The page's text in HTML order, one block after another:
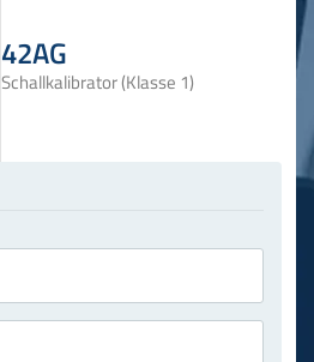
42AG
Schallkalibrator (Klasse 1)